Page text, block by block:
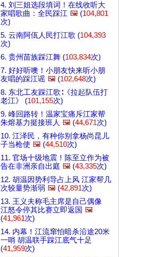
4. 刘三姐选段填词！在线收听大
家唱歌曲：全民踩江 🖼️ (104,801
次)
5. 云南阿佤人民打江歌 (104,393
次)
6. 贵州苗族踩江舞 (103,834次)
7. 好好听噢！小朋友快来听小朋
友唱的踩江谣 🖼️ (102,648次)
8. 东北工友踩江歌∶《拉起队伍打
老江》 (101,155次)
9. 峰回路转！温家宝痛斥江家帮
朱熔基力挺接班人 🖼️ (44,671次)
10. 江泽民，有种你别拿杨尚昆儿
子当枪使 🖼️ (44,510次)
11. 官场十级地震！陈至立作为被
告在非洲亲自出庭 🖼️ (43,335次)
12. 胡温因势利导占上风 江家帮几
次较量势渐弱 🖼️ (42,891次)
13. 王义夫称毛主席是自己偶像
江怒令停其比赛立即返国 🖼️
(41,961次)
14. 内幕！江流窜怕暗杀沿途20米
一哨 胡温联手踩江底气十足
(41,959次)